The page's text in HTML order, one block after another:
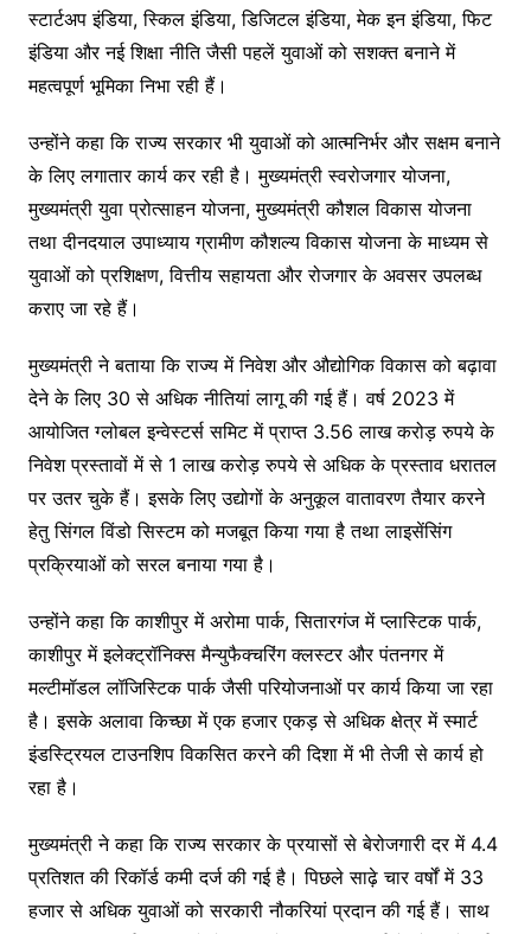
स्टार्टअप इंडिया, स्किल इंडिया, डिजिटल इंडिया, मेक इन इंडिया, फिट
इंडिया और नई शिक्षा नीति जैसी पहलें युवाओं को सशक्त बनाने में
महत्वपूर्ण भूमिका निभा रही हैं।
उन्होंने कहा कि राज्य सरकार भी युवाओं को आत्मनिर्भर और सक्षम बनाने
के लिए लगातार कार्य कर रही है। मुख्यमंत्री स्वरोजगार योजना,
मुख्यमंत्री युवा प्रोत्साहन योजना, मुख्यमंत्री कौशल विकास योजना
तथा दीनदयाल उपाध्याय ग्रामीण कौशल्य विकास योजना के माध्यम से
युवाओं को प्रशिक्षण, वित्तीय सहायता और रोजगार के अवसर उपलब्ध
कराए जा रहे हैं।
मुख्यमंत्री ने बताया कि राज्य में निवेश और औद्योगिक विकास को बढ़ावा
देने के लिए 30 से अधिक नीतियां लागू की गई हैं। वर्ष 2023 में
आयोजित ग्लोबल इन्वेस्टर्स समिट में प्राप्त 3.56 लाख करोड़ रुपये के
निवेश प्रस्तावों में से 1 लाख करोड़ रुपये से अधिक के प्रस्ताव धरातल
पर उतर चुके हैं। इसके लिए उद्योगों के अनुकूल वातावरण तैयार करने
हेतु सिंगल विंडो सिस्टम को मजबूत किया गया है तथा लाइसेंसिंग
प्रक्रियाओं को सरल बनाया गया है।
उन्होंने कहा कि काशीपुर में अरोमा पार्क, सितारगंज में प्लास्टिक पार्क,
काशीपुर में इलेक्ट्रॉनिक्स मैन्युफैक्चरिंग क्लस्टर और पंतनगर में
मल्टीमॉडल लॉजिस्टिक पार्क जैसी परियोजनाओं पर कार्य किया जा रहा
है। इसके अलावा किच्छा में एक हजार एकड़ से अधिक क्षेत्र में स्मार्ट
इंडस्ट्रियल टाउनशिप विकसित करने की दिशा में भी तेजी से कार्य हो
रहा है।
मुख्यमंत्री ने कहा कि राज्य सरकार के प्रयासों से बेरोजगारी दर में 4.4
प्रतिशत की रिकॉर्ड कमी दर्ज की गई है। पिछले साढ़े चार वर्षों में 33
हजार से अधिक युवाओं को सरकारी नौकरियां प्रदान की गई हैं। साथ